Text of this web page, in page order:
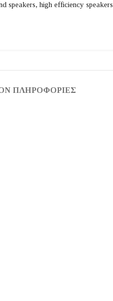
speakers, high efficiency speakers
ΠΛΗΡΟΦΟΡΊΕΣ